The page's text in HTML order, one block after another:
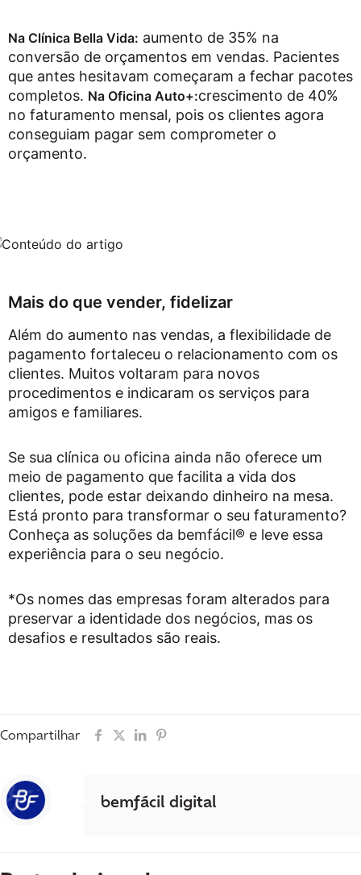
Na Clínica Bella Vida: aumento de 35% na
conversão de orçamentos em vendas. Pacientes
que antes hesitavam começaram a fechar pacotes
completos. Na Oficina Auto+:crescimento de 40%
no faturamento mensal, pois os clientes agora
conseguiam pagar sem comprometer o
orçamento.
Mais do que vender, fidelizar
Além do aumento nas vendas, a flexibilidade de
pagamento fortaleceu o relacionamento com os
clientes. Muitos voltaram para novos
procedimentos e indicaram os serviços para
amigos e familiares.
Se sua clínica ou oficina ainda não oferece um
meio de pagamento que facilita a vida dos
clientes, pode estar deixando dinheiro na mesa.
Está pronto para transformar o seu faturamento?
Conheça as soluções da bemfácil® e leve essa
experiência para o seu negócio.
*Os nomes das empresas foram alterados para
preservar a identidade dos negócios, mas os
desafios e resultados são reais.
Compartilhar
bemfácil digital